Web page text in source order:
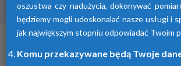
Osuszacze ziębnicze
To inaczej osuszacze
osuszające powietrze poprzez
schłodzenie i wykroplenie
oszustwa czy nadużycia, dokonywać
będziemy mogli udoskonalać nasze usługi i
jak największym stopniu odpowiadać Twoim
Komu przekazywane będą Twoje